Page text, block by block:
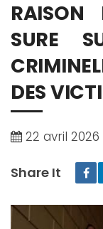
SURE
DES
22 avril 2026
Share It